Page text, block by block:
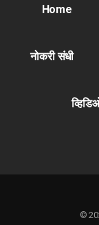
Home
नोकरी संधी
©